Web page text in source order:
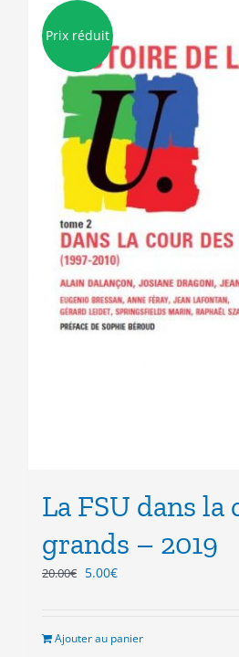
Prix réduit
La FSU dans la
grands – 2019
20.00€ Le
5.00€Le
est :
Ajouter au panier